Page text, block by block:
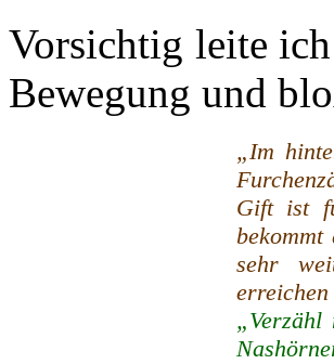
Vorsichtig leite
Bewegung und
„Im
Gift ist
sehr
„Verzähl